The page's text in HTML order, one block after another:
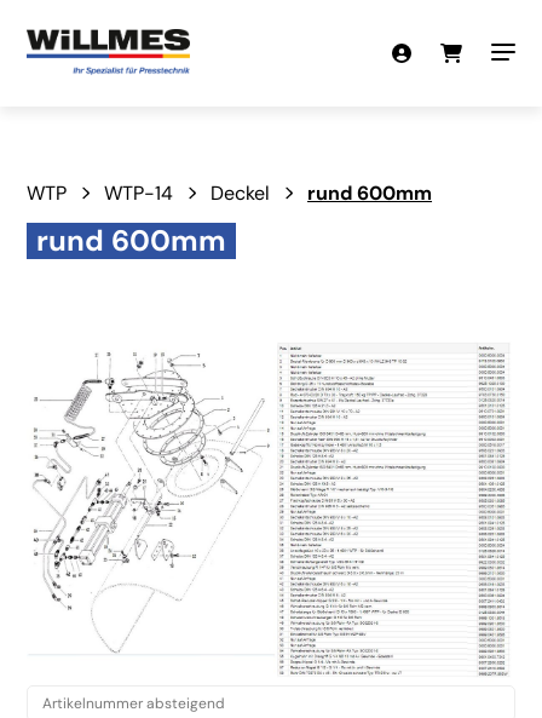
WTP WTP-14 Deckel rund 600mm
rund 600mm